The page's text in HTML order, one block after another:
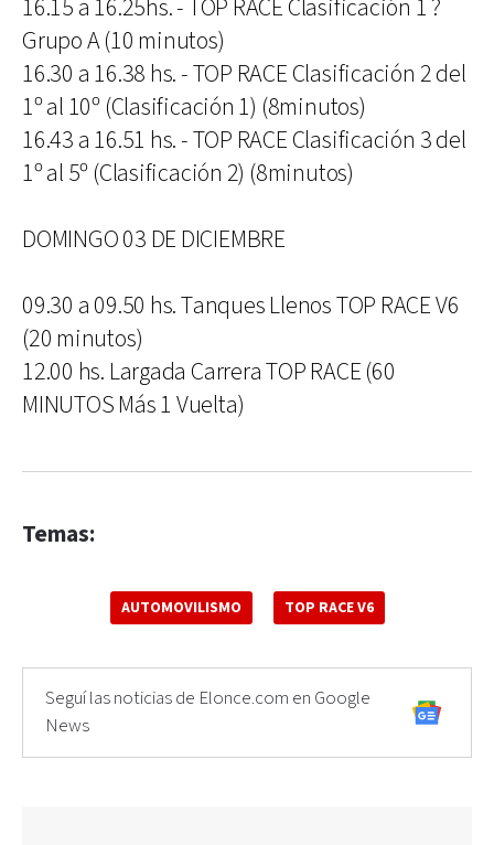
16.15 a 16.25hs. - TOP RACE Clasificación 1 ?
Grupo A (10 minutos)
16.30 a 16.38 hs. - TOP RACE Clasificación 2 del
1º al 10º (Clasificación 1) (8minutos)
16.43 a 16.51 hs. - TOP RACE Clasificación 3 del
1º al 5º (Clasificación 2) (8minutos)
DOMINGO 03 DE DICIEMBRE
09.30 a 09.50 hs. Tanques Llenos TOP RACE V6
(20 minutos)
12.00 hs. Largada Carrera TOP RACE (60
MINUTOS Más 1 Vuelta)
Temas:
AUTOMOVILISMO TOP RACE V6
Seguí las noticias de Elonce.com en Google
News